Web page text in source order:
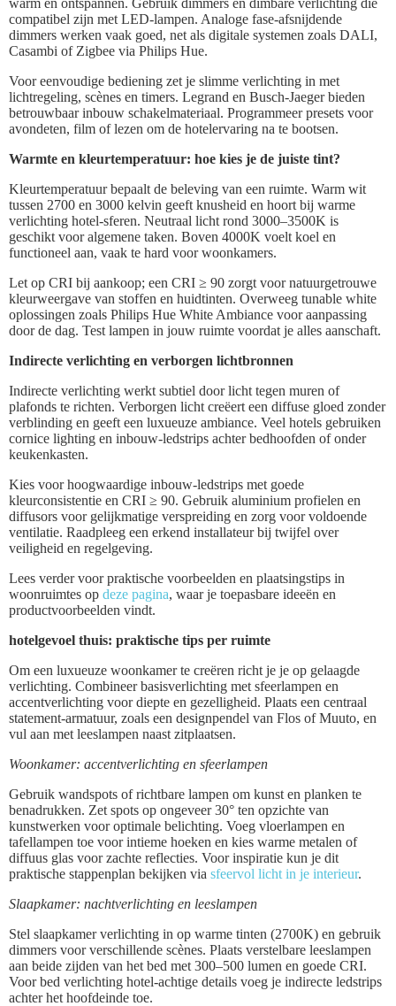
warm en ontspannen. Gebruik dimmers en dimbare verlichting die
compatibel zijn met LED-lampen. Analoge fase-afsnijdende
dimmers werken vaak goed, net als digitale systemen zoals DALI,
Casambi of Zigbee via Philips Hue.
Voor eenvoudige bediening zet je slimme verlichting in met
lichtregeling, scènes en timers. Legrand en Busch-Jaeger bieden
betrouwbaar inbouw schakelmateriaal. Programmeer presets voor
avondeten, film of lezen om de hotelervaring na te bootsen.
Warmte en kleurtemperatuur: hoe kies je de juiste tint?
Kleurtemperatuur bepaalt de beleving van een ruimte. Warm wit
tussen 2700 en 3000 kelvin geeft knusheid en hoort bij warme
verlichting hotel-sferen. Neutraal licht rond 3000–3500K is
geschikt voor algemene taken. Boven 4000K voelt koel en
functioneel aan, vaak te hard voor woonkamers.
Let op CRI bij aankoop; een CRI ≥ 90 zorgt voor natuurgetrouwe
kleurweergave van stoffen en huidtinten. Overweeg tunable white
oplossingen zoals Philips Hue White Ambiance voor aanpassing
door de dag. Test lampen in jouw ruimte voordat je alles aanschaft.
Indirecte verlichting en verborgen lichtbronnen
Indirecte verlichting werkt subtiel door licht tegen muren of
plafonds te richten. Verborgen licht creëert een diffuse gloed zonder
verblinding en geeft een luxueuze ambiance. Veel hotels gebruiken
cornice lighting en inbouw-ledstrips achter bedhoofden of onder
keukenkasten.
Kies voor hoogwaardige inbouw-ledstrips met goede
kleurconsistentie en CRI ≥ 90. Gebruik aluminium profielen en
diffusors voor gelijkmatige verspreiding en zorg voor voldoende
ventilatie. Raadpleeg een erkend installateur bij twijfel over
veiligheid en regelgeving.
Lees verder voor praktische voorbeelden en plaatsingstips in
woonruimtes op deze pagina, waar je toepasbare ideeën en
productvoorbeelden vindt.
hotelgevoel thuis: praktische tips per ruimte
Om een luxueuze woonkamer te creëren richt je je op gelaagde
verlichting. Combineer basisverlichting met sfeerlampen en
accentverlichting voor diepte en gezelligheid. Plaats een centraal
statement-armatuur, zoals een designpendel van Flos of Muuto, en
vul aan met leeslampen naast zitplaatsen.
Woonkamer: accentverlichting en sfeerlampen
Gebruik wandspots of richtbare lampen om kunst en planken te
benadrukken. Zet spots op ongeveer 30° ten opzichte van
kunstwerken voor optimale belichting. Voeg vloerlampen en
tafellampen toe voor intieme hoeken en kies warme metalen of
diffuus glas voor zachte reflecties. Voor inspiratie kun je dit
praktische stappenplan bekijken via sfeervol licht in je interieur.
Slaapkamer: nachtverlichting en leeslampen
Stel slaapkamer verlichting in op warme tinten (2700K) en gebruik
dimmers voor verschillende scènes. Plaats verstelbare leeslampen
aan beide zijden van het bed met 300–500 lumen en goede CRI.
Voor bed verlichting hotel-achtige details voeg je indirecte ledstrips
achter het hoofdeinde toe.